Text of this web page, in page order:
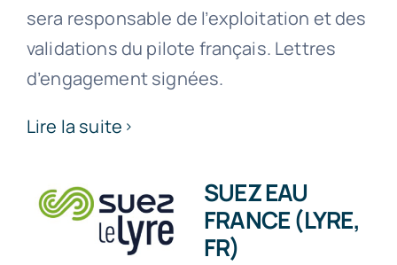
sera responsable de l’exploitation et des
validations du pilote français. Lettres
d’engagement signées.
Lire la suite
SUEZ EAU
FRANCE (LYRE,
FR)